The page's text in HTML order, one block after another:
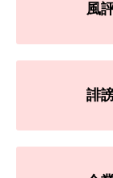
風
誹